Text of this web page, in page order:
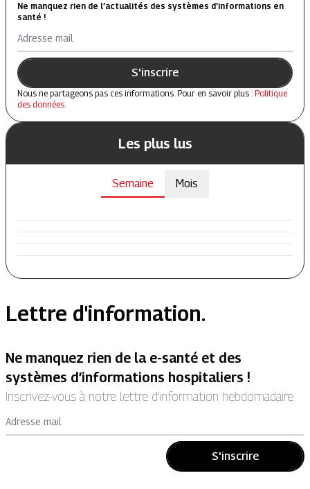
Ne manquez rien de l’actualités des systèmes d’informations en
santé !
Adresse mail
S'inscrire
Nous ne partageons pas ces informations. Pour en savoir plus : Politique
des données
Les plus lus
Semaine Mois
Lettre d'information.
Ne manquez rien de la e-santé et des
systèmes d’informations hospitaliers !
Inscrivez-vous à notre lettre d’information hebdomadaire.
Adresse mail
S'inscrire